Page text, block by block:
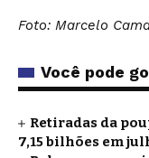
Foto: Marcelo
Você pode
Retiradas da
7,15 bilhões em